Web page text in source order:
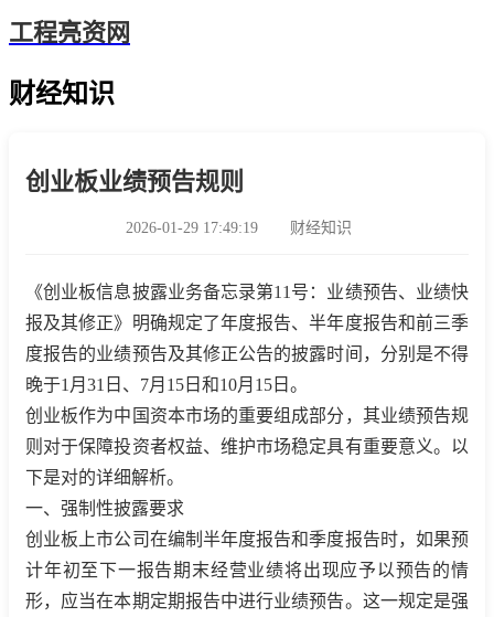
工程亮资网
财经知识
创业板业绩预告规则
2026-01-29 17:49:19 财经知识
《创业板信息披露业务备忘录第11号：业绩预告、业绩快
报及其修正》明确规定了年度报告、半年度报告和前三季
度报告的业绩预告及其修正公告的披露时间，分别是不得
晚于1月31日、7月15日和10月15日。
创业板作为中国资本市场的重要组成部分，其业绩预告规
则对于保障投资者权益、维护市场稳定具有重要意义。以
下是对的详细解析。
一、强制性披露要求
创业板上市公司在编制半年度报告和季度报告时，如果预
计年初至下一报告期末经营业绩将出现应予以预告的情
形，应当在本期定期报告中进行业绩预告。这一规定是强